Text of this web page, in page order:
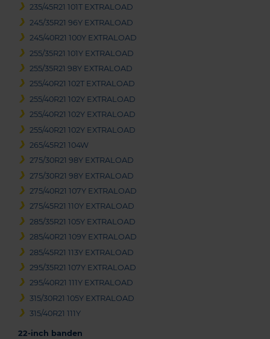
235/45R21 101T EXTRALOAD
245/35R21 96Y EXTRALOAD
245/40R21 100Y EXTRALOAD
255/35R21 101Y EXTRALOAD
255/35R21 98Y EXTRALOAD
255/40R21 102T EXTRALOAD
255/40R21 102Y EXTRALOAD
255/40R21 102Y EXTRALOAD
255/40R21 102Y EXTRALOAD
265/45R21 104W
275/30R21 98Y EXTRALOAD
275/30R21 98Y EXTRALOAD
275/40R21 107Y EXTRALOAD
275/45R21 110Y EXTRALOAD
285/35R21 105Y EXTRALOAD
285/40R21 109Y EXTRALOAD
285/45R21 113Y EXTRALOAD
295/35R21 107Y EXTRALOAD
295/40R21 111Y EXTRALOAD
315/30R21 105Y EXTRALOAD
315/40R21 111Y
22-inch banden